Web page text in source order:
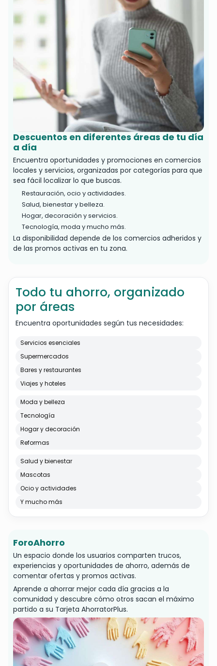
Descuentos en diferentes áreas de tu día
a día
Encuentra oportunidades y promociones en comercios
locales y servicios, organizadas por categorías para que
sea fácil localizar lo que buscas.
Restauración, ocio y actividades.
Salud, bienestar y belleza.
Hogar, decoración y servicios.
Tecnología, moda y mucho más.
La disponibilidad depende de los comercios adheridos y
de las promos activas en tu zona.
Todo tu ahorro, organizado
por áreas
Encuentra oportunidades según tus necesidades:
Servicios esenciales
Supermercados
Bares y restaurantes
Viajes y hoteles
Moda y belleza
Tecnología
Hogar y decoración
Reformas
Salud y bienestar
Mascotas
Ocio y actividades
Y mucho más
ForoAhorro
Un espacio donde los usuarios comparten trucos,
experiencias y oportunidades de ahorro, además de
comentar ofertas y promos activas.
Aprende a ahorrar mejor cada día gracias a la
comunidad y descubre cómo otros sacan el máximo
partido a su Tarjeta AhorratorPlus.